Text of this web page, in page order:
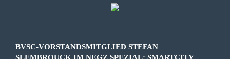
BVSC-VORSTANDSMITGLIED STEFAN